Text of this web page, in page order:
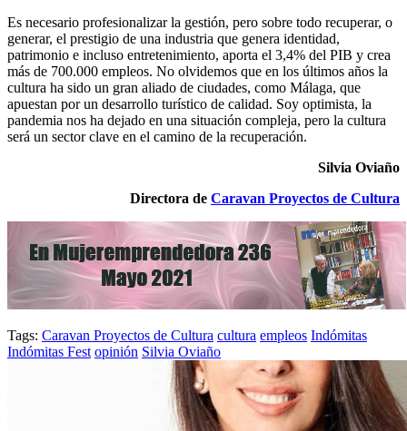
Es necesario profesionalizar la gestión, pero sobre todo recuperar, o
generar, el prestigio de una industria que genera identidad,
patrimonio e incluso entretenimiento, aporta el 3,4% del PIB y crea
más de 700.000 empleos. No olvidemos que en los últimos años la
cultura ha sido un gran aliado de ciudades, como Málaga, que
apuestan por un desarrollo turístico de calidad. Soy optimista, la
pandemia nos ha dejado en una situación compleja, pero la cultura
será un sector clave en el camino de la recuperación.
Silvia Oviaño
Directora de Caravan Proyectos de Cultura
Tags: Caravan Proyectos de Cultura cultura empleos Indómitas
Indómitas Fest opinión Silvia Oviaño